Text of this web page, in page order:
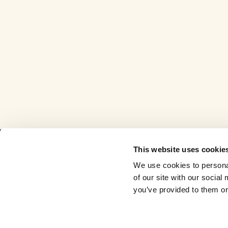
This website uses
We use cookies to
of our site with our social
you’ve provided to them